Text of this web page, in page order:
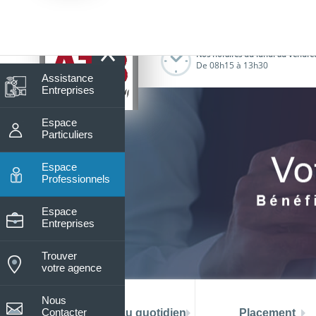
Assistance
Entreprises
Espace
Particuliers
Espace
Professionnels
Espace
Entreprises
Trouver
votre agence
Nous
Contacter
Nos horaires du lundi au
De 08h15 à 13h30
La banque au quotidien Placement